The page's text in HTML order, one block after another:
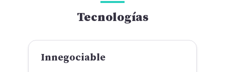
Tecnologías
Innegociable